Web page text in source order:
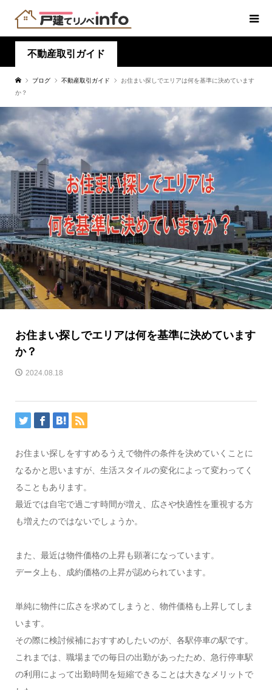
不動産取引ガイド
ブログ 不動産取引ガイド
お住まい探しでエリアは何を基準に決めています
か？
お住まい探しでエリアは何を基準に決めています
か？
2024.08.18
お住まい探しをすすめるうえで物件の条件を決めていくことに
なるかと思いますが、生活スタイルの変化によって変わってく
ることもあります。
最近では自宅で過ごす時間が増え、広さや快適性を重視する方
も増えたのではないでしょうか。
また、最近は物件価格の上昇も顕著になっています。
データ上も、成約価格の上昇が認められています。
単純に物件に広さを求めてしまうと、物件価格も上昇してしま
います。
その際に検討候補におすすめしたいのが、各駅停車の駅です。
これまでは、職場までの毎日の出勤があったため、急行停車駅
の利用によって出勤時間を短縮できることは大きなメリットで